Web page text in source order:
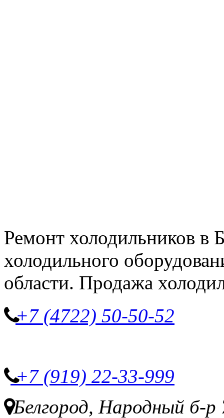
Ремонт холодильников в
холодильного
области. Продажа
+7 (4722) 50-50-52
+7 (919) 22-33-999
Белгород, Народный б-р